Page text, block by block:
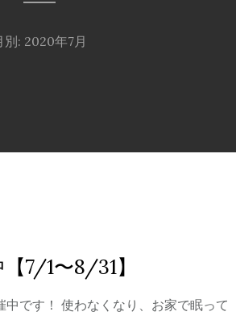
別: 2020年7月
7/1〜8/31】
です！ 使わなくなり、お家で眠って